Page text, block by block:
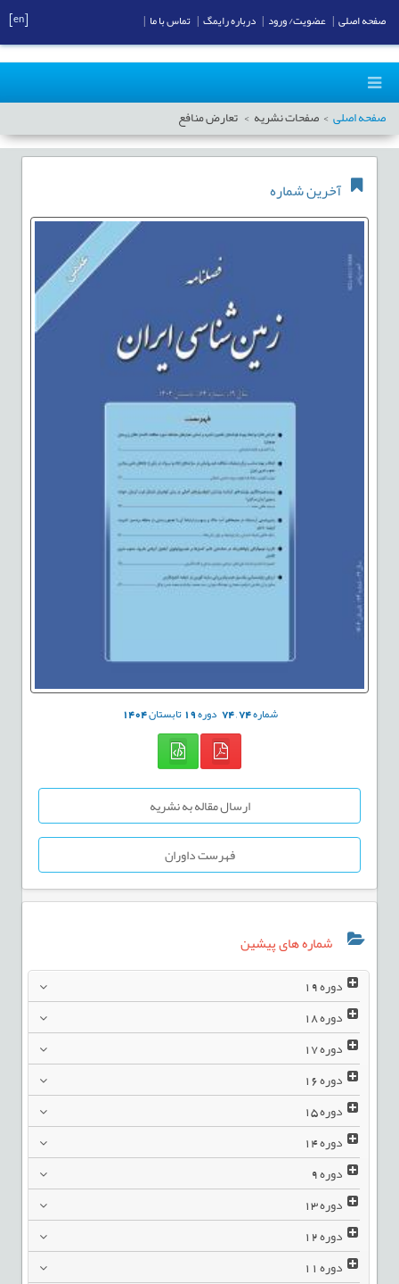
صفحه اصلی صفحات نشریه تعارض منافع
آخرین شماره
شماره74
,
74 دوره19تابستان1404
ارسال مقاله به نشریه
فهرست داوران
شماره های پیشین
دوره19
دوره18
دوره17
دوره16
دوره15
دوره14
دوره9
دوره13
دوره12
دوره11
صفحه اصلی عضویت/ ورود درباره رایمگ تماس با ما